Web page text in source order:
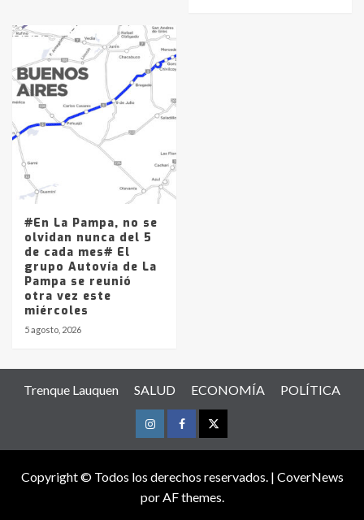
#En La Pampa, no se
olvidan nunca del 5
de cada mes# El
grupo Autovía de La
Pampa se reunió
otra vez este
miércoles
5 agosto, 2026
Trenque Lauquen SALUD ECONOMÍA POLÍTICA
InstagramFacebookTwitter
Copyright © Todos los derechos reservados. | CoverNews
por AF themes.